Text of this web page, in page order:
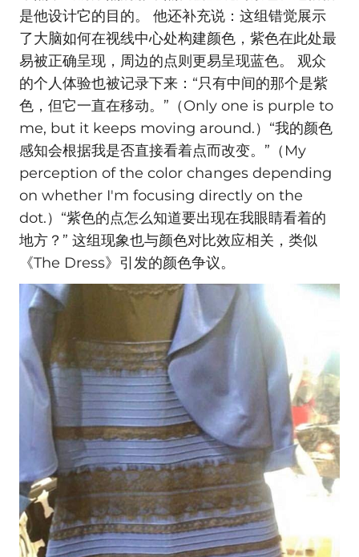
是他设计它的目的。 他还补充说：这组错觉展示
了大脑如何在视线中心处构建颜色，紫色在此处最
易被正确呈现，周边的点则更易呈现蓝色。 观众
的个人体验也被记录下来：“只有中间的那个是紫
色，但它一直在移动。”（Only one is purple to
me, but it keeps moving around.）“我的颜色
感知会根据我是否直接看着点而改变。”（My
perception of the color changes depending
on whether I'm focusing directly on the
dot.）“紫色的点怎么知道要出现在我眼睛看着的
地方？” 这组现象也与颜色对比效应相关，类似
《The Dress》引发的颜色争议。